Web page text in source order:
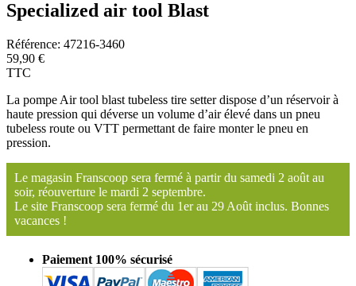
Specialized air tool Blast
Référence: 47216-3460
59,90 €
TTC
La pompe Air tool blast tubeless tire setter dispose d’un réservoir à
haute pression qui déverse un volume d’air élevé dans un pneu
tubeless route ou VTT permettant de faire monter le pneu en
pression.
Le magasin Franscoop sera fermé à partir du samedi 2 août au
soir, réouverture le mardi 2 septembre.
Le site Franscoop sera fermé du 1er au 29 Août inclus. Bonnes
vacances !
Paiement 100% sécurisé